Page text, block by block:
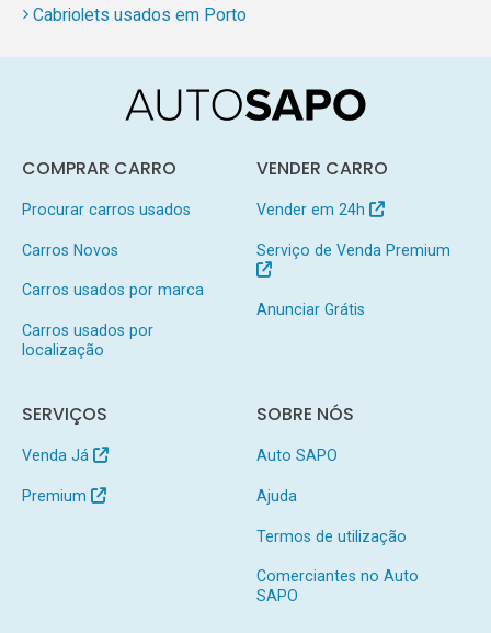
Cabriolets usados em Porto
COMPRAR CARRO
Procurar carros usados
Carros Novos
Carros usados por marca
Carros usados por
localização
VENDER CARRO
Vender em 24h
Serviço de Venda Premium
Anunciar Grátis
SERVIÇOS
Venda Já
Premium
SOBRE NÓS
Auto SAPO
Ajuda
Termos de utilização
Comerciantes no Auto
SAPO